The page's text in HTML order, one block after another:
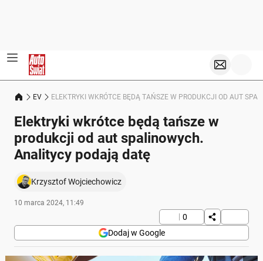
EV ELEKTRYKI WKRÓTCE BĘDĄ TAŃSZE W PRODUKCJI OD AUT
Elektryki wkrótce będą tańsze w
produkcji od aut spalinowych.
Analitycy podają datę
Krzysztof Wojciechowicz
10 marca 2024, 11:49
0
Dodaj w Google